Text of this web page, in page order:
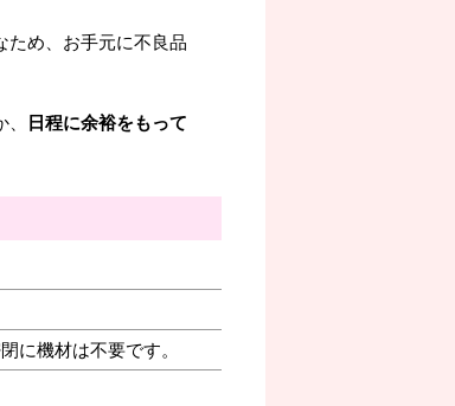
ため、お手元に不良品
日程に余裕をもって
に機材は不要です。